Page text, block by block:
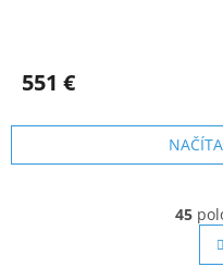
551 €
45